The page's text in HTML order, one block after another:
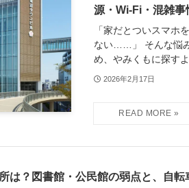
源・Wi-Fi・混雑事
「家だとついスマ
ない……」 そんな悩
め、やみくもに探すよ
2026年2月17日
は？図書館・公民館の弱点と、自転